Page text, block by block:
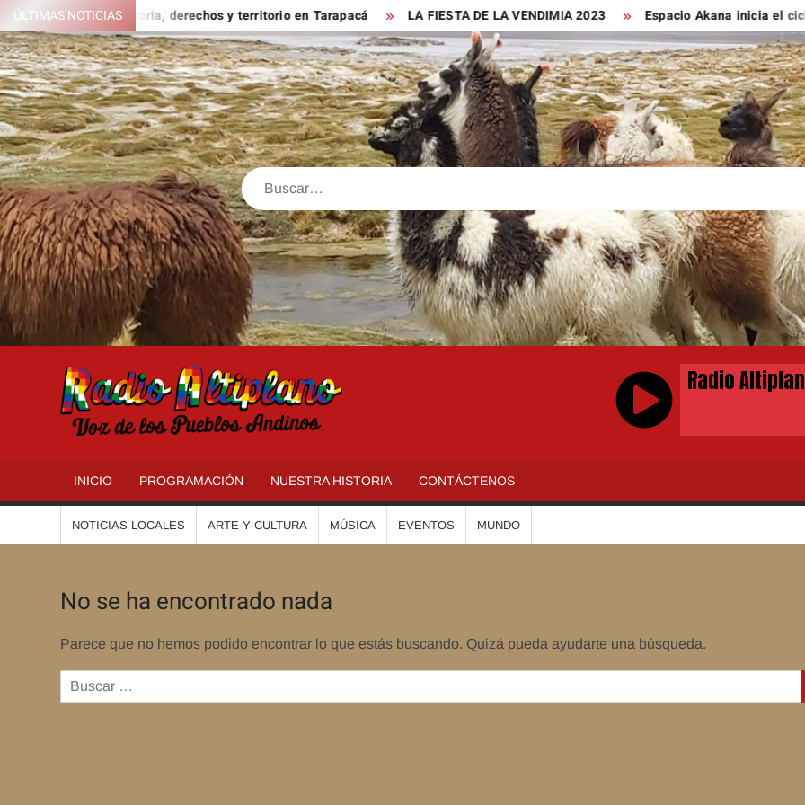
Saltar
al
contenido
ÚLTIMAS NOTICIAS
sobre memoria, derechos y territorio en Tarapacá LA FIESTA DE LA VENDIMIA 2023 Espacio Akana inicia el ciclo
Buscar
RADIOALTIPLANO
INICIO PROGRAMACIÓN NUESTRA HISTORIA CONTÁCTENOS
NOTICIAS LOCALES ARTE Y CULTURA MÚSICA EVENTOS MUNDO
No se ha encontrado nada
Parece que no hemos podido encontrar lo que estás buscando. Quizá pueda ayudarte una búsqueda.